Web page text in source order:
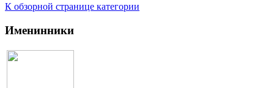
К обзорной странице категории
Именинники